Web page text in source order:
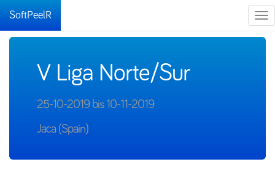
SoftPeelR
V Liga Norte/Sur
25-10-2019 bis 10-11-2019
Jaca (Spain)